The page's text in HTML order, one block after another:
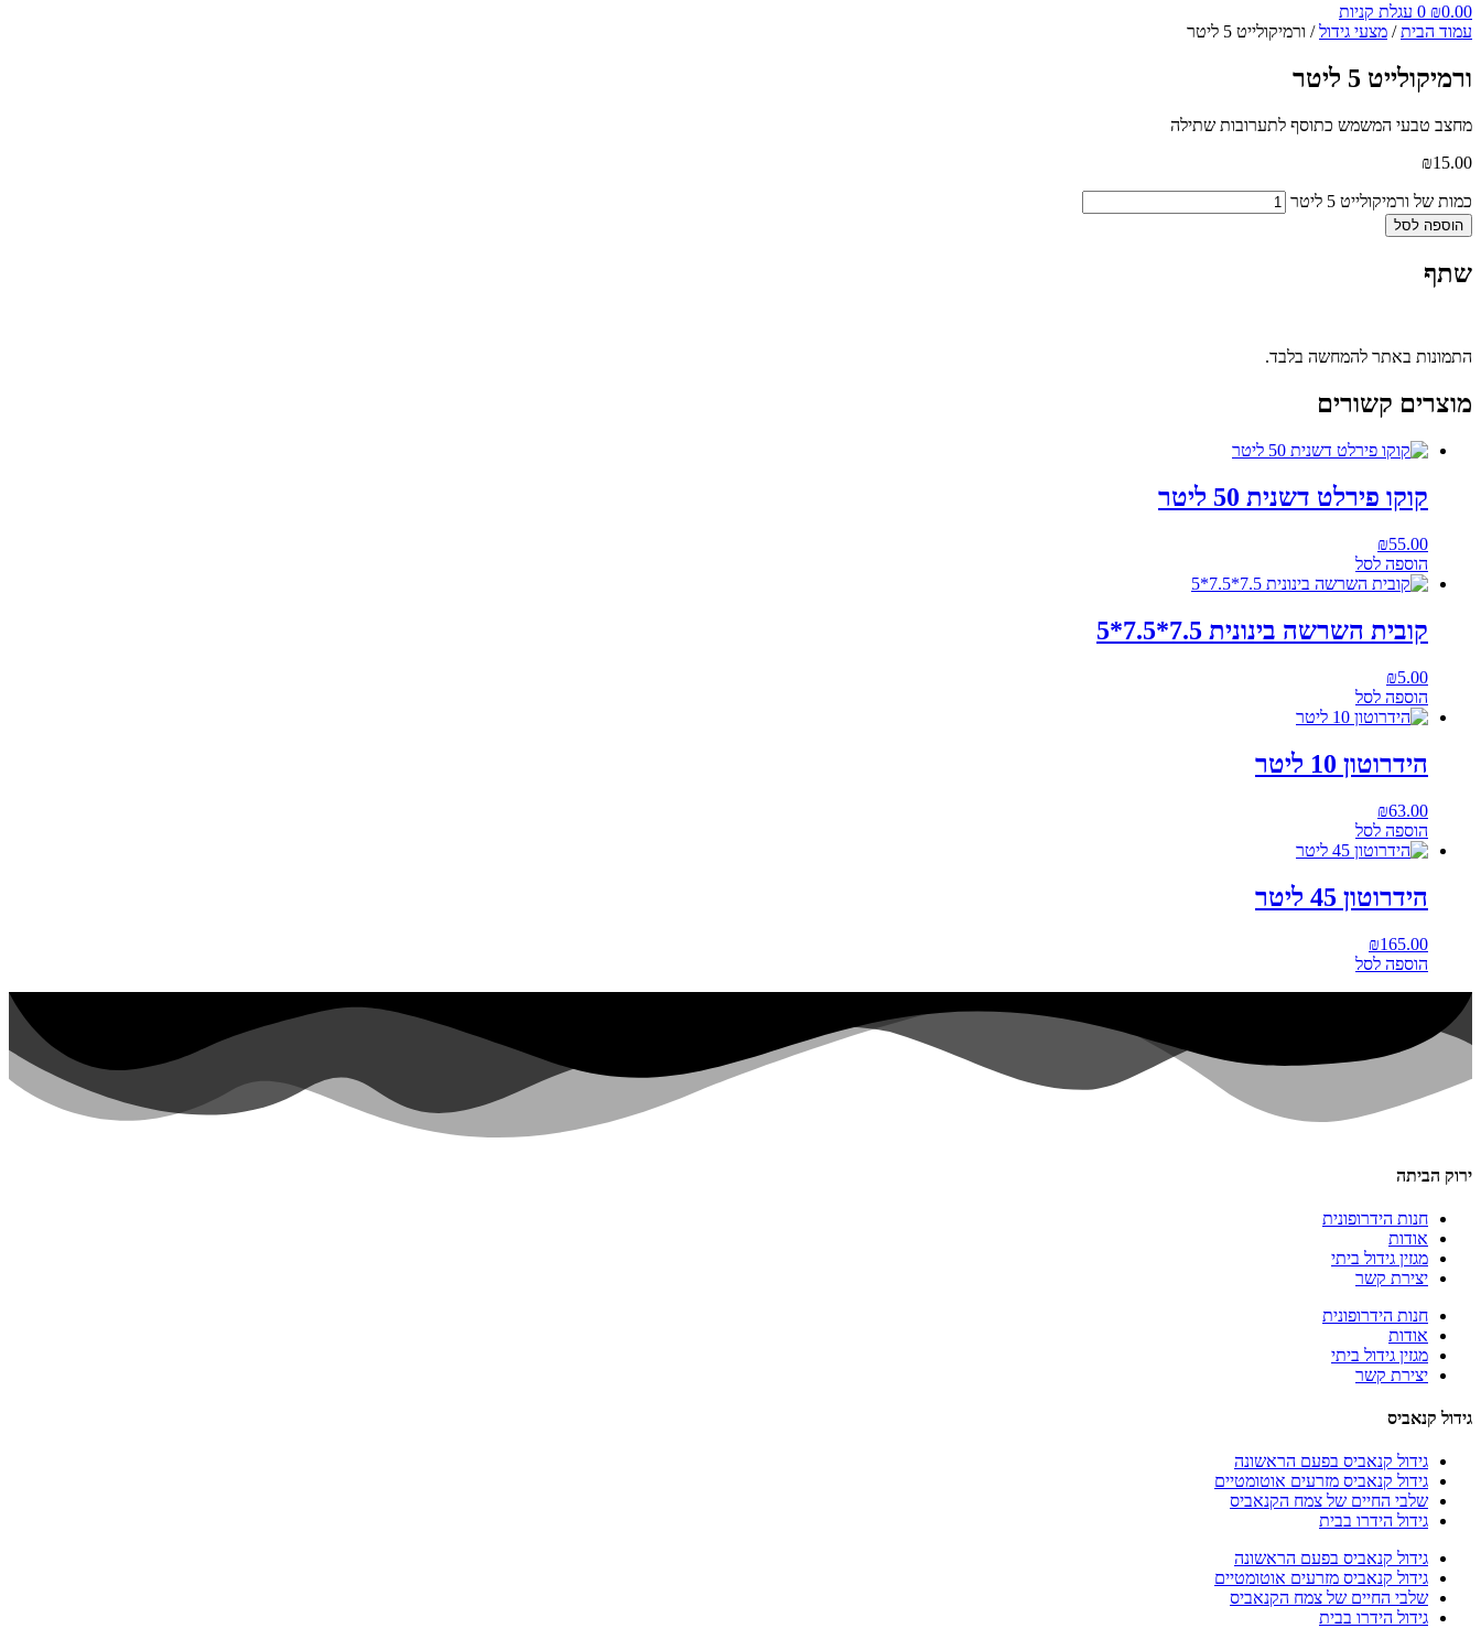
₪0.00
0 עגלת קניות
עמוד הבית/ מצעי גידול/ ורמיקולייט 5 ליטר
ורמיקולייט 5 ליטר
מחצב טבעי המשמש כתוסף לתערובות שתילה
₪15.00
כמות של ורמיקולייט 5 ליטר
הוספה לסל
שתף
התמונות באתר להמחשה בלבד.
מוצרים קשורים
קוקו פירלט דשנית 50 ליטר
₪55.00
הוספה לסל
קובית השרשה בינונית 7.5*7.5*5
₪5.00
הוספה לסל
הידרוטון 10 ליטר
₪63.00
הוספה לסל
הידרוטון 45 ליטר
₪165.00
הוספה לסל
ירוק הביתה
חנות הידרופונית
אודות
מגזין גידול ביתי
יצירת קשר
חנות הידרופונית
אודות
מגזין גידול ביתי
יצירת קשר
גידול קנאביס
גידול קנאביס בפעם הראשונה
גידול קנאביס מזרעים אוטומטיים
שלבי החיים של צמח הקנאביס
גידול הידרו בבית
גידול קנאביס בפעם הראשונה
גידול קנאביס מזרעים אוטומטיים
שלבי החיים של צמח הקנאביס
גידול הידרו בבית